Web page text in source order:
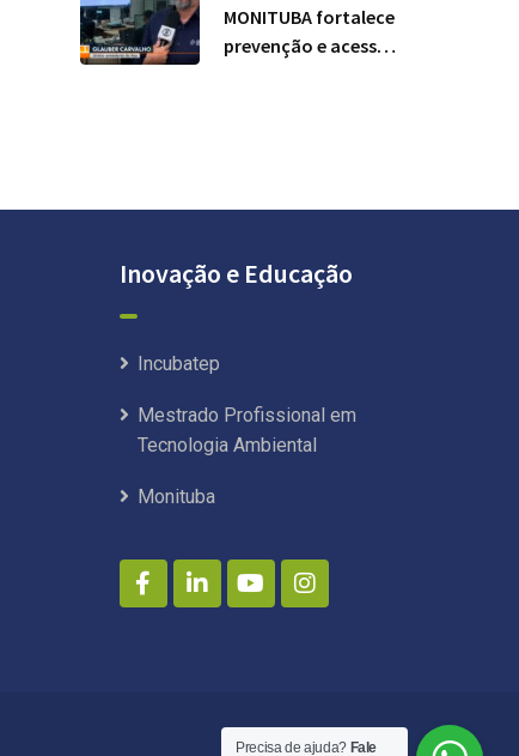
MONITUBA fortalece
prevenção e acesso
Inovação e Educação
Incubatep
Mestrado Profissional em
Tecnologia Ambiental
Monituba
Precisa de ajuda? Fale